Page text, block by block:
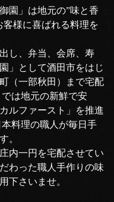
園」は地元の”味と香
客様に喜ばれる料理を
し、弁当、会席、寿
」として酒田市をはじ
（一部秋田）まで宅配
は地元の新鮮で安
ルファースト」を推進
料理の職人が毎日手
。
内一円を宅配させてい
わった職人手作りの味
下さいませ。